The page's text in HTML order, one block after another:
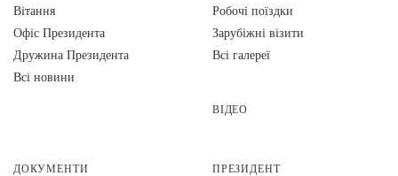
Вiтання
Офіс Президента
Дружина Президента
Всі новини
Робочі поїздки
Зарубіжні візити
Всі галереї
ВІДЕО
ДОКУМЕНТИ ПРЕЗИДЕНТ